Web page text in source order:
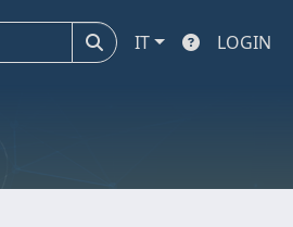
IT LOGIN